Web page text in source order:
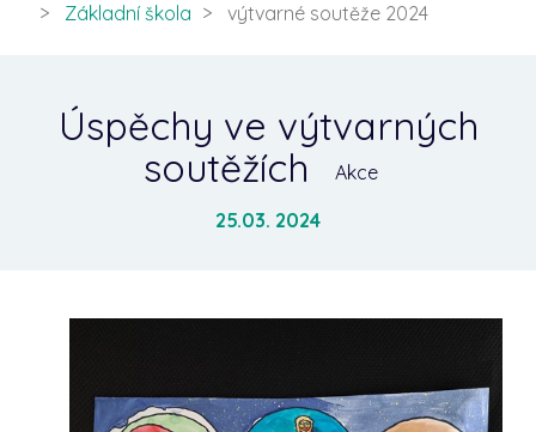
Základní škola
výtvarné soutěže 2024
Úspěchy ve výtvarných
soutěžích
Akce
25.03. 2024